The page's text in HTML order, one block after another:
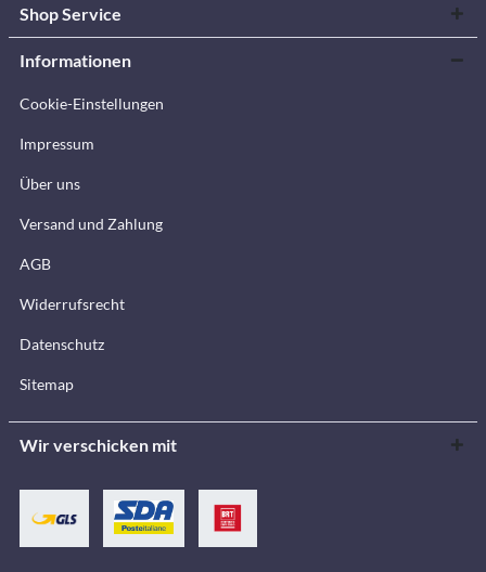
Shop Service
Informationen
Cookie-Einstellungen
Impressum
Über uns
Versand und Zahlung
AGB
Widerrufsrecht
Datenschutz
Sitemap
Wir verschicken mit